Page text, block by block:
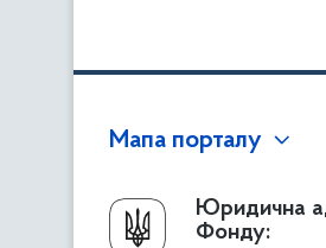
Мапа порталу
Про Фонд
Керівництво
Юридична
Фонду: